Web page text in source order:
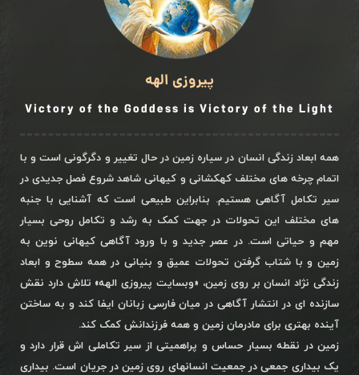
پیروزی الهه
Victory of the Goddess is Victory of the Light
همه ابعاد زندگی انسان در سیاره زمین در حال تغییر و دگرگونی است و با
اتمام چرخه های مختلف کهکشانی و کیهانی شاهد شروع فصل جدیدی در
سیر تکامل آگاهی هستیم. بنابراین طبیعی است که آشنایی با جنبه
های مختلف این تحولات در جهت کمک به رشد و تکامل روحی بسیار
مهم و حیاتی است. در عصر جدید و با ورود آگاهی کیهانی نوین به
زمین و با شتاب گرفتن تحولات عمیق و بنیانی در همه سطوح و ابعاد
زندگی نژاد انسان بر روی زمین، «وبسایت پیروزی الهه» تلاش دارد نقش
سازنده ای در انتشار آگاهی در میان فارسی زبانان ایفا کند و به ساختن
آینده بهتری برای مادرمان زمین و همه فرزندانش کمک کند.
زمین در نقطه بسیار حساس و پراهمیتی از سیر تکاملی اش قرار دارد و
یک بیداری جمعی در جمعیت انسانهای روی زمین در جریان است. بیداری